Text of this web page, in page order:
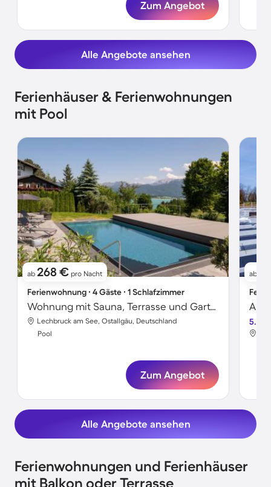
Zum Angebot
Alle Angebote ansehen
Ferienhäuser & Ferienwohnungen
mit Pool
ab 268 € pro Nacht
Ferienwohnung ∙ 4 Gäste ∙ 1 Schlafzimmer
Wohnung mit Sauna, Terrasse und Garten | Seeblick | Ideal für Homeoffice
Lechbruck am See, Ostallgäu, Deutschland
Pool
Zum Angebot
ab
5.0
Alle Angebote ansehen
Ferienwohnungen und Ferienhäuser
mit Balkon oder Terrasse